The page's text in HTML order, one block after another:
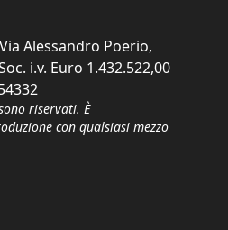
Alessandro Poerio,
i.v. Euro 1.432.522,00
riservati. È
con qualsiasi mezzo